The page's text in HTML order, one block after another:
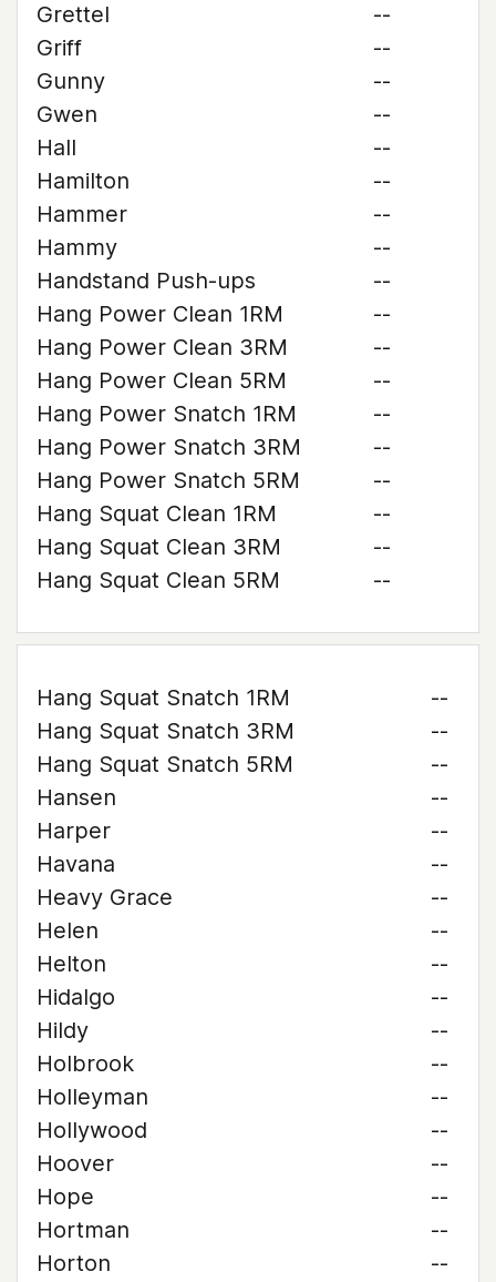
Grettel
--
Griff
--
Gunny
--
Gwen
--
Hall
--
Hamilton
--
Hammer
--
Hammy
--
Handstand Push-ups
--
Hang Power Clean 1RM
--
Hang Power Clean 3RM
--
Hang Power Clean 5RM
--
Hang Power Snatch 1RM
--
Hang Power Snatch 3RM
--
Hang Power Snatch 5RM
--
Hang Squat Clean 1RM
--
Hang Squat Clean 3RM
--
Hang Squat Clean 5RM
--
Hang Squat Snatch 1RM
--
Hang Squat Snatch 3RM
--
Hang Squat Snatch 5RM
--
Hansen
--
Harper
--
Havana
--
Heavy Grace
--
Helen
--
Helton
--
Hidalgo
--
Hildy
--
Holbrook
--
Holleyman
--
Hollywood
--
Hoover
--
Hope
--
Hortman
--
Horton
--